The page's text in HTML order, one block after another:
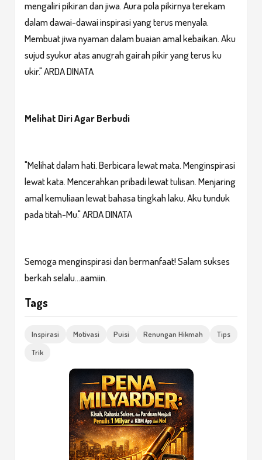
mengaliri pikiran dan jiwa. Aura pola pikirnya terekam
dalam dawai-dawai inspirasi yang terus menyala.
Membuat jiwa nyaman dalam buaian amal kebaikan. Aku
sujud syukur atas anugrah gairah pikir yang terus ku
ukir." ARDA DINATA​
Melihat Diri Agar Berbudi
"Melihat dalam hati. Berbicara lewat mata. Menginspirasi
lewat kata. Mencerahkan pribadi lewat tulisan. Menjaring
amal kemuliaan lewat bahasa tingkah laku. Aku tunduk
pada titah-Mu." ARDA DINATA
Semoga menginspirasi dan bermanfaat! Salam sukses
berkah selalu...aamiin.
Tags
Inspirasi Motivasi Puisi Renungan Hikmah
Tips
Trik